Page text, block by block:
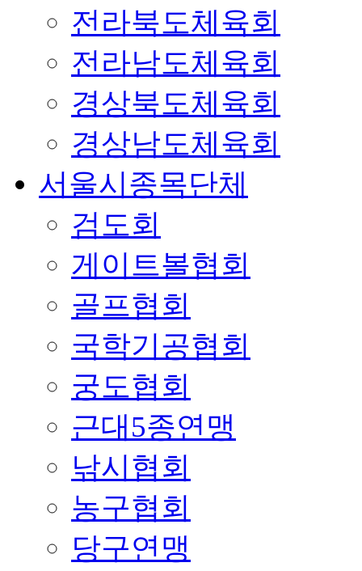
전라북도체육회
전라남도체육회
경상북도체육회
경상남도체육회
서울시종목단체
검도회
게이트볼협회
골프협회
국학기공협회
궁도협회
근대5종연맹
낚시협회
농구협회
당구연맹